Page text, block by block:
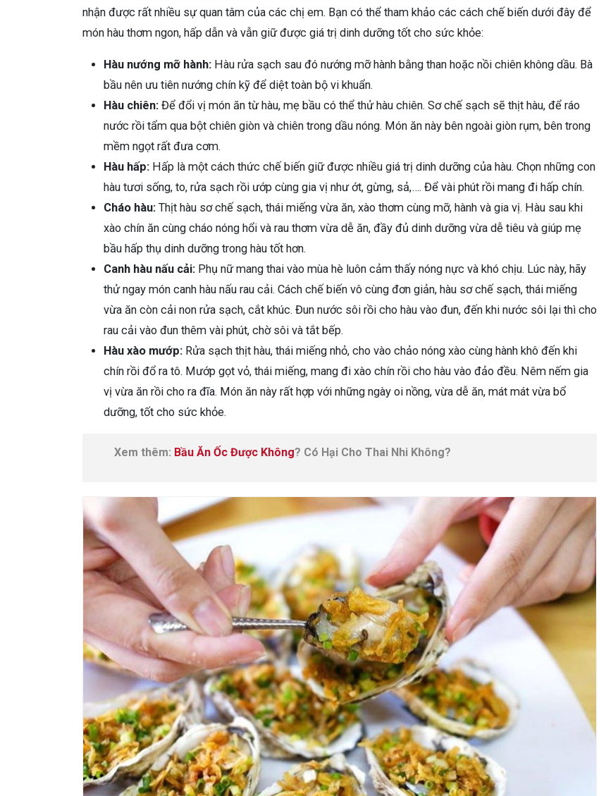
nhận được rất nhiều sự quan tâm của các chị em. Bạn có thể tham khảo các cách chế biến dưới đây để
món hàu thơm ngon, hấp dẫn và vẫn giữ được giá trị dinh dưỡng tốt cho sức khỏe:
Hàu nướng mỡ hành: Hàu rửa sạch sau đó nướng mỡ hành bằng than hoặc nồi chiên không dầu. Bà
bầu nên ưu tiên nướng chín kỹ để diệt toàn bộ vi khuẩn.
Hàu chiên: Để đổi vị món ăn từ hàu, mẹ bầu có thể thử hàu chiên. Sơ chế sạch sẽ thịt hàu, để ráo
nước rồi tẩm qua bột chiên giòn và chiên trong dầu nóng. Món ăn này bên ngoài giòn rụm, bên trong
mềm ngọt rất đưa cơm.
Hàu hấp: Hấp là một cách thức chế biến giữ được nhiều giá trị dinh dưỡng của hàu. Chọn những con
hàu tươi sống, to, rửa sạch rồi ướp cùng gia vị như ớt, gừng, sả,…. Để vài phút rồi mang đi hấp chín.
Cháo hàu: Thịt hàu sơ chế sạch, thái miếng vừa ăn, xào thơm cùng mỡ, hành và gia vị. Hàu sau khi
xào chín ăn cùng cháo nóng hổi và rau thơm vừa dễ ăn, đầy đủ dinh dưỡng vừa dễ tiêu và giúp mẹ
bầu hấp thụ dinh dưỡng trong hàu tốt hơn.
Canh hàu nấu cải: Phụ nữ mang thai vào mùa hè luôn cảm thấy nóng nực và khó chịu. Lúc này, hãy
thử ngay món canh hàu nấu rau cải. Cách chế biến vô cùng đơn giản, hàu sơ chế sạch, thái miếng
vừa ăn còn cải non rửa sạch, cắt khúc. Đun nước sôi rồi cho hàu vào đun, đến khi nước sôi lại thì cho
rau cải vào đun thêm vài phút, chờ sôi và tắt bếp.
Hàu xào mướp: Rửa sạch thịt hàu, thái miếng nhỏ, cho vào chảo nóng xào cùng hành khô đến khi
chín rồi đổ ra tô. Mướp gọt vỏ, thái miếng, mang đi xào chín rồi cho hàu vào đảo đều. Nêm nếm gia
vị vừa ăn rồi cho ra đĩa. Món ăn này rất hợp với những ngày oi nồng, vừa dễ ăn, mát mát vừa bổ
dưỡng, tốt cho sức khỏe.
Xem thêm: Bầu Ăn Ốc Được Không? Có Hại Cho Thai Nhi Không?